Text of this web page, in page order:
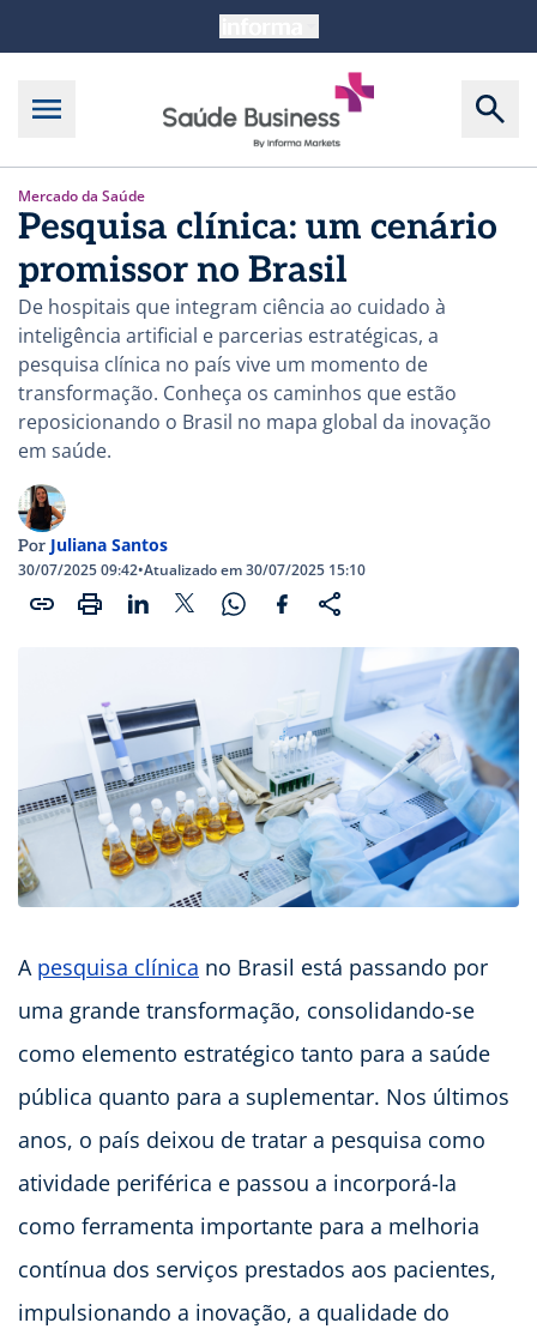
Mercado da Saúde
Pesquisa clínica: um cenário
promissor no Brasil
De hospitais que integram ciência ao cuidado à
inteligência artificial e parcerias estratégicas, a
pesquisa clínica no país vive um momento de
transformação. Conheça os caminhos que estão
reposicionando o Brasil no mapa global da inovação
em saúde.
Por Juliana Santos
30/07/2025 09:42•Atualizado em 30/07/2025 15:10
A pesquisa clínica no Brasil está passando por
uma grande transformação, consolidando-se
como elemento estratégico tanto para a saúde
pública quanto para a suplementar. Nos últimos
anos, o país deixou de tratar a pesquisa como
atividade periférica e passou a incorporá-la
como ferramenta importante para a melhoria
contínua dos serviços prestados aos pacientes,
impulsionando a inovação, a qualidade do